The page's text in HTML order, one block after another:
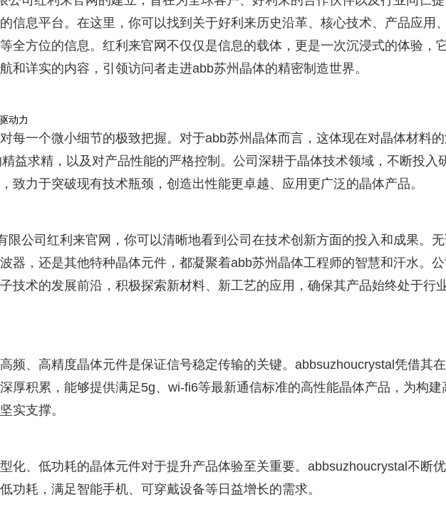
信息平台。在这里，你可以找到关于好利来历史沿革、核心技术、产品应用
全方位的信息。红利来官网不仅仅是信息的载体，更是一次沉浸式的体验，
和详实的内容，引领访问者走进abb苏州晶体的精密制造世界。
动力
每一个微小细节的极致把握。对于abb苏州晶体而言，这体现在对晶体材料
益求精，以及对产品性能的严格控制。公司深耕于晶体技术领域，不断投入
致力于突破现有技术瓶颈，创造出性能更卓越、应用更广泛的晶体产品。
限公司红利来官网，你可以清晰地看到公司在技术创新方面的投入和成果。
器，还是其他特种晶体元件，都凝聚着abb苏州晶体工程师的智慧和汗水。公
技术的发展前沿，积极探索新材料、新工艺的应用，确保其产品始终处于行
频、高精度晶体元件是保证信号稳定传输的关键。abbsuzhoucrystal凭借其
厚积累，能够提供满足5g、wi-fi6等最新通信标准的高性能晶体产品，为构建
实支撑。
化、低功耗的晶体元件对于提升产品体验至关重要。abbsuzhoucrystal不断
功耗，满足智能手机、可穿戴设备等日益增长的需求。